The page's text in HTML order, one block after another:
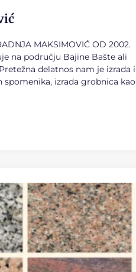
MAKSIMOVIĆ OD 2002.
na području Bajine Bašte ali
delatnos nam je izrada i
izrada grobnica kao